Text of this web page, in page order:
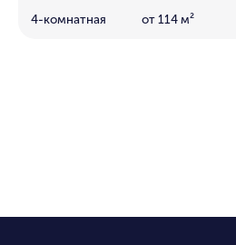
4-комнатная от 114 м²